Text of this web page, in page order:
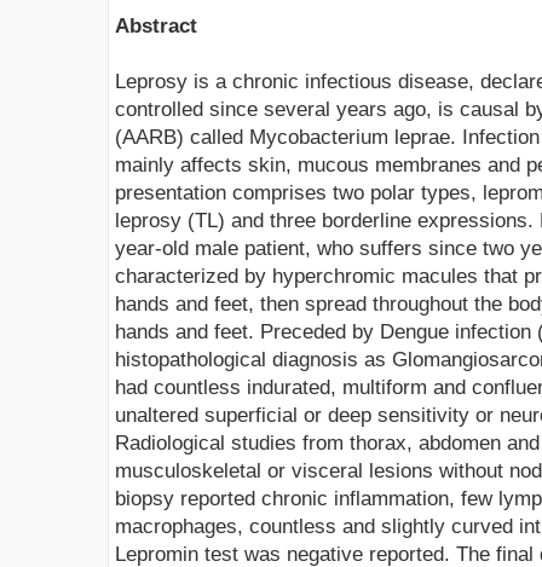
Abstract
Leprosy is a chronic infectious disease,
controlled since several years ago, is causal
(AARB) called Mycobacterium leprae.
mainly affects skin, mucous membranes and
presentation comprises two polar types,
leprosy (TL) and three borderline
year-old male patient, who suffers since two
characterized by hyperchromic macules that
hands and feet, then spread throughout the
hands and feet. Preceded by Dengue infection
histopathological diagnosis as
had countless indurated, multiform and
unaltered superficial or deep sensitivity or
Radiological studies from thorax, abdomen
musculoskeletal or visceral lesions without
biopsy reported chronic inflammation, few
macrophages, countless and slightly curved
Lepromin test was negative reported. The